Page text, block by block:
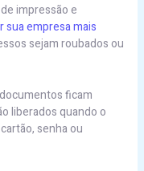
impressão e
sua empresa mais
sejam roubados ou
ficam
liberados quando o
senha ou